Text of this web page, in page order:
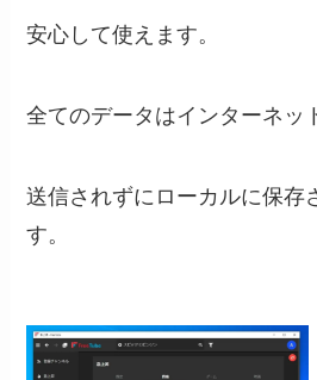
安心して使えます。
全てのデータはインターネッ
送信されずにローカルに保存
す。